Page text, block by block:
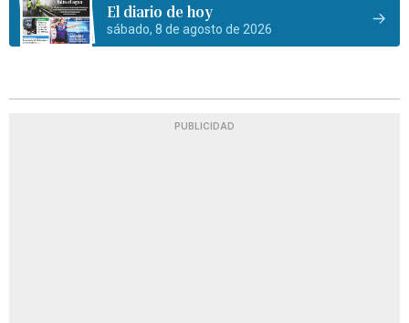
El diario de hoy
sábado, 8 de agosto de 2026
PUBLICIDAD